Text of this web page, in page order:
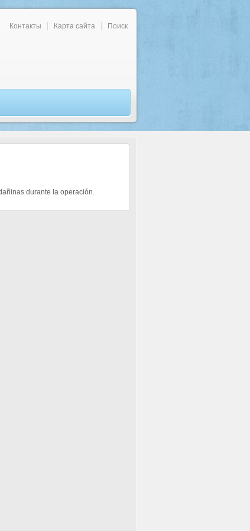
Контакты Карта сайта Поиск
durante la operación.